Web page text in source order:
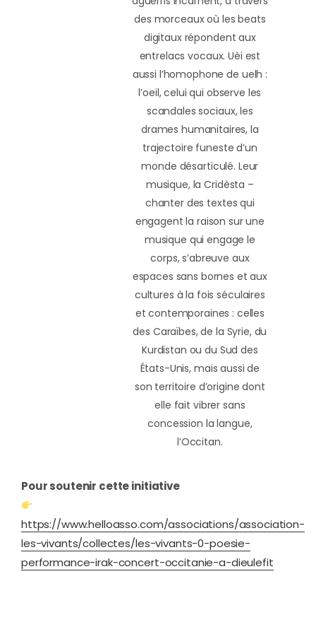
des morceaux où les beats
digitaux répondent aux
entrelacs vocaux. Uèi est
aussi l’homophone de uelh :
l’oeil, celui qui observe les
scandales sociaux, les
drames humanitaires, la
trajectoire funeste d’un
monde désarticulé. Leur
musique, la Cridèsta –
chanter des textes qui
engagent la raison sur une
musique qui engage le
corps, s’abreuve aux
espaces sans bornes et aux
cultures à la fois séculaires
et contemporaines : celles
des Caraïbes, de la Syrie, du
Kurdistan ou du Sud des
États-Unis, mais aussi de
son territoire d’origine dont
elle fait vibrer sans
concession la langue,
l’Occitan.
Pour soutenir cette initiative
https://www.helloasso.com/associations/association-
les-vivants/collectes/les-vivants-0-poesie-
performance-irak-concert-occitanie-a-dieulefit